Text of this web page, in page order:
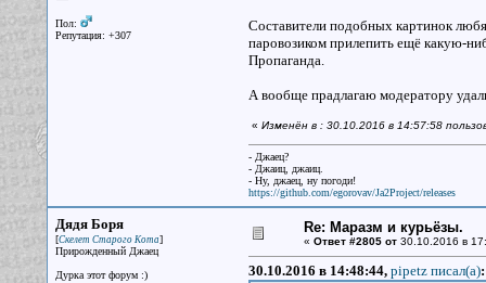
Пол:
Репутация: +307
Составители подобных картинок
паровозиком прилепить ещё какую-
Пропаганда.
А вообще прадлагаю модератору
« Изменён в : 30.10.2016 в 14:57:58
- Джаец?
- Джаиц, джаиц.
- Ну, джаец, ну погоди!
https://github.com/egorovav/Ja2Project/releases
Дядя Боря
[Скелет Старого Кота]
Прирожденный Джаец
Дурка этот форум :)
Re: Маразм и курьёзы.
« Ответ #2805 от30.10.2016 в
30.10.2016 в 14:48:44, pipetz писал(a):